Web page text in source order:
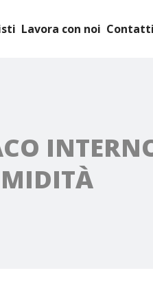
Lavora con noi Contatti